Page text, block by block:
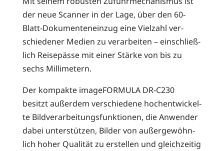
der neue Scan­ner in der Lage, über den 60-
Blatt-Doku­men­ten­ein­zug eine Viel­zahl ver­
schie­de­ner Medi­en zu ver­ar­bei­ten – ein­schließ­
lich Rei­se­päs­se mit einer Stär­ke von bis zu
sechs Millimetern.
Der kom­pak­te image­FOR­MU­LA DR-C230
besitzt außer­dem ver­schie­de­ne hoch­ent­wi­ckel­
te Bild­ver­ar­bei­tungs­funk­tio­nen, die Anwen­der
dabei unter­stüt­zen, Bil­der von außer­ge­wöhn­
lich hoher Qua­li­tät zu erstel­len und gleich­zei­tig